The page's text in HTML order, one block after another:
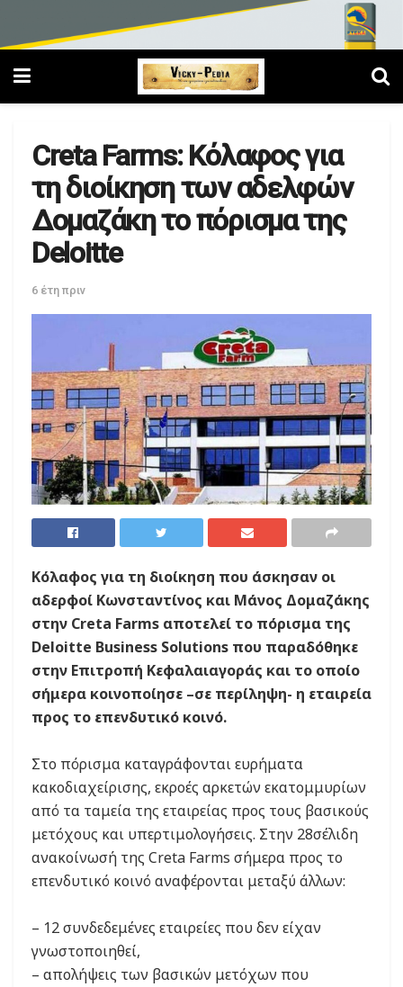
Creta Farms: Κόλαφος για
τη διοίκηση των αδελφών
Δομαζάκη το πόρισμα της
Deloitte
6 έτη πριν
Κόλαφος για τη διοίκηση που άσκησαν οι
αδερφοί Κωνσταντίνος και Μάνος Δομαζάκης
στην Creta Farms αποτελεί το πόρισμα της
Deloitte Business Solutions που παραδόθηκε
στην Επιτροπή Κεφαλαιαγοράς και το οποίο
σήμερα κοινοποίησε –σε περίληψη- η εταιρεία
προς το επενδυτικό κοινό.
Στο πόρισμα καταγράφονται ευρήματα
κακοδιαχείρισης, εκροές αρκετών εκατομμυρίων
από τα ταμεία της εταιρείας προς τους βασικούς
μετόχους και υπερτιμολογήσεις. Στην 28σέλιδη
ανακοίνωσή της Creta Farms σήμερα προς το
επενδυτικό κοινό αναφέρονται μεταξύ άλλων:
– 12 συνδεδεμένες εταιρείες που δεν είχαν
γνωστοποιηθεί,
– απολήψεις των βασικών μετόχων που